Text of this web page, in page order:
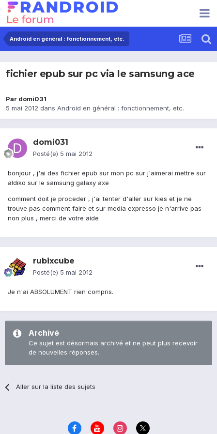
Android en général : fonctionnement, etc.
fichier epub sur pc via le samsung ace
Par domi031
5 mai 2012 dans Android en général : fonctionnement, etc.
domi031
Posté(e) 5 mai 2012
bonjour , j'ai des fichier epub sur mon pc sur j'aimerai mettre sur
aldiko sur le samsung galaxy axe
comment doit je proceder , j'ai tenter d'aller sur kies et je ne
trouve pas comment faire et sur media expresso je n'arrive pas
non plus , merci de votre aide
rubixcube
Posté(e) 5 mai 2012
Je n'ai ABSOLUMENT rien compris.
Archivé
Ce sujet est désormais archivé et ne peut plus recevoir
de nouvelles réponses.
Aller sur la liste des sujets